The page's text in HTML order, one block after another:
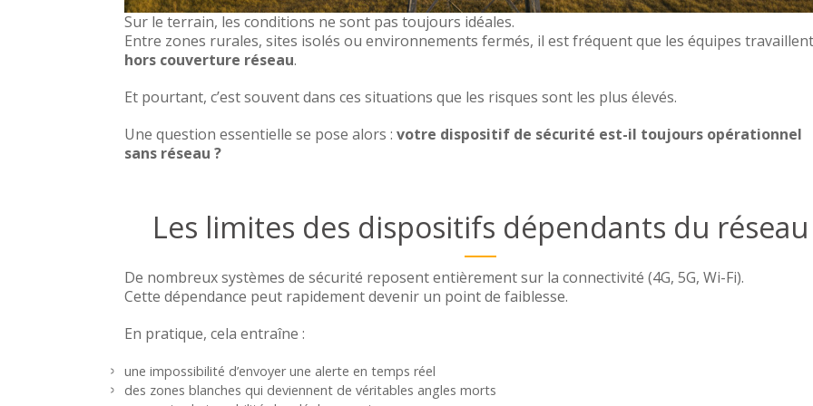
répondre à vos obligations légales,
formaliser votre démarche de prévention,
sécuriser votre organisation en cas de contrôle.
Une réduction des délais d’intervention
En cas d’incident, la rapidité de réaction est déterminante.
la géolocalisation précise,
la diffusion multicanale des alertes (SMS, email, notifications…),
Vos équipes peuvent intervenirplus vite et plus efficacement
Une amélioration continue de vos processus
Les dispositifs PTI modernes intègrent des outils de suivi et de traçabilité.
Sur le terrain, les conditions ne sont pas toujours idéales.
Entre zones rurales, sites isolés ou environnements fermés, il est fréquent que les équipes travaillent
hors couverture réseau.
Et pourtant, c’est souvent dans ces situations que les risques sont les plus élevés.
Une question essentielle se pose alors : votre dispositif de sécurité est-il toujours opérationnel
sans réseau ?
Les limites des dispositifs dépendants du réseau
De nombreux systèmes de sécurité reposent entièrement sur la connectivité (4G, 5G, Wi-Fi).
Cette dépendance peut rapidement devenir un point de faiblesse.
En pratique, cela entraîne :
une impossibilité d’envoyer une alerte en temps réel
des zones blanches qui deviennent de véritables angles morts